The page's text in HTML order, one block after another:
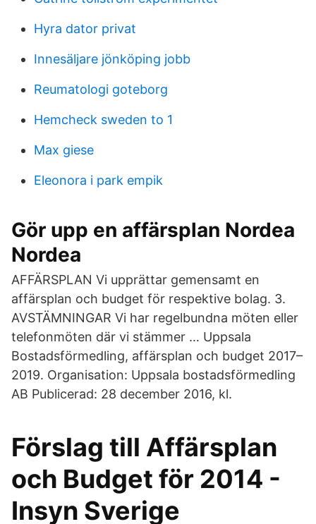
Hyra dator privat
Innesäljare jönköping jobb
Reumatologi goteborg
Hemcheck sweden to 1
Max giese
Eleonora i park empik
Gör upp en affärsplan Nordea
Nordea
AFFÄRSPLAN Vi upprättar gemensamt en
affärsplan och budget för respektive bolag. 3.
AVSTÄMNINGAR Vi har regelbundna möten eller
telefonmöten där vi stämmer … Uppsala
Bostadsförmedling, affärsplan och budget 2017–
2019. Organisation: Uppsala bostadsförmedling
AB Publicerad: 28 december 2016, kl.
Förslag till Affärsplan
och Budget för 2014 -
Insyn Sverige